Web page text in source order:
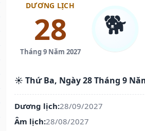
DƯƠNG LỊCH
28
Tháng 9 Năm 2027
🐕
☀️ Thứ Ba, Ngày 28 Tháng 9
Dương lịch:28/09/2027
Âm lịch:28/08/2027